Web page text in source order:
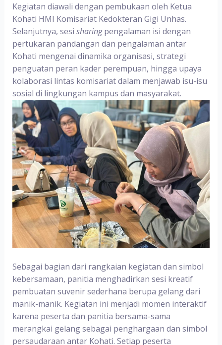
Kegiatan diawali dengan pembukaan oleh Ketua
Kohati HMI Komisariat Kedokteran Gigi Unhas.
Selanjutnya, sesi sharingpengalaman isi dengan
pertukaran pandangan dan pengalaman antar
Kohati mengenai dinamika organisasi, strategi
penguatan peran kader perempuan, hingga upaya
kolaborasi lintas komisariat dalam menjawab isu-isu
sosial di lingkungan kampus dan masyarakat.
Sebagai bagian dari rangkaian kegiatan dan simbol
kebersamaan, panitia menghadirkan sesi kreatif
pembuatan suvenir sederhana berupa gelang dari
manik-manik. Kegiatan ini menjadi momen interaktif
karena peserta dan panitia bersama-sama
merangkai gelang sebagai penghargaan dan simbol
persaudaraan antar Kohati. Setiap peserta